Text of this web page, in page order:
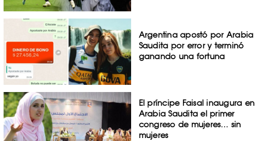
Argentina apostó por Arabia
Saudita por error y terminó
ganando una fortuna
El príncipe Faisal inaugura en
Arabia Saudita el primer
congreso de mujeres… sin
mujeres